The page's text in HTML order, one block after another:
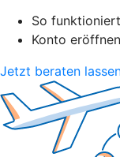
So
Konto eröffnen
Jetzt beraten